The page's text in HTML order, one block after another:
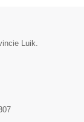
Luik.